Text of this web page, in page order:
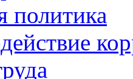
политика